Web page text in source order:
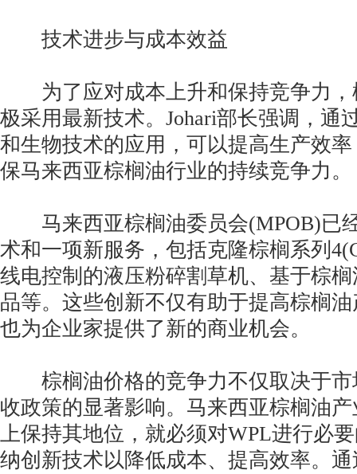
技术进步与成本效益
为了应对成本上升和保持竞争力，
极采用最新技术。Johari部长强调，通
和生物技术的应用，可以提高生产效
保马来西亚棕榈油行业的持续竞争力。
马来西亚棕榈油委员会(MPOB)已
术和一项新服务，包括克隆棕榈系列
线电控制的液压粉碎割草机、基于棕
品等。这些创新不仅有助于提高棕榈
也为企业家提供了新的商业机会。
棕榈油价格的竞争力不仅取决于市
收政策的显著影响。马来西亚棕榈油
上保持其地位，就必须对WPL进行必
纳创新技术以降低成本、提高效率。